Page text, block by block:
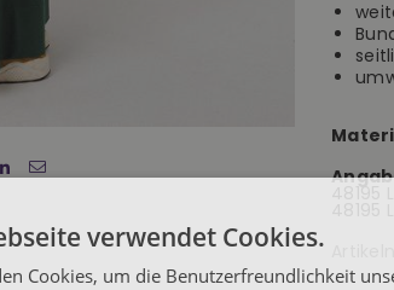
verwendet Cookies.
Cookies, um die Benutzerfreundlichkeit